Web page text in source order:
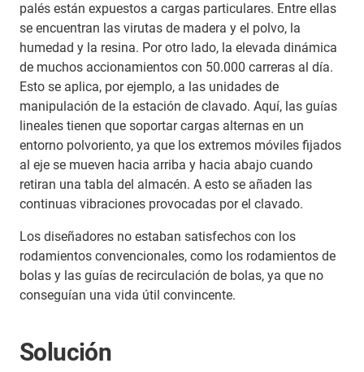
palés están expuestos a cargas particulares. Entre ellas
se encuentran las virutas de madera y el polvo, la
humedad y la resina. Por otro lado, la elevada dinámica
de muchos accionamientos con 50.000 carreras al día.
Esto se aplica, por ejemplo, a las unidades de
manipulación de la estación de clavado. Aquí, las guías
lineales tienen que soportar cargas alternas en un
entorno polvoriento, ya que los extremos móviles fijados
al eje se mueven hacia arriba y hacia abajo cuando
retiran una tabla del almacén. A esto se añaden las
continuas vibraciones provocadas por el clavado.
Los diseñadores no estaban satisfechos con los
rodamientos convencionales, como los rodamientos de
bolas y las guías de recirculación de bolas, ya que no
conseguían una vida útil convincente.
Solución